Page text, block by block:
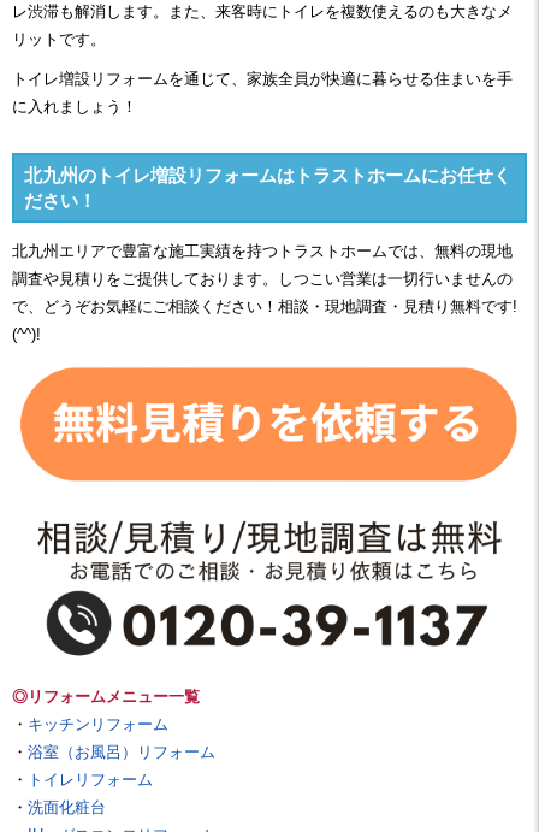
レ渋滞も解消します。また、来客時にトイレを複数使えるのも大きなメ
リットです。
トイレ増設リフォームを通じて、家族全員が快適に暮らせる住まいを手
に入れましょう！
北九州のトイレ増設リフォームはトラストホームにお任せく
ださい！
北九州エリアで豊富な施工実績を持つトラストホームでは、無料の現地
調査や見積りをご提供しております。しつこい営業は一切行いませんの
で、どうぞお気軽にご相談ください！相談・現地調査・見積り無料です!
(^^)!
◎リフォームメニュー一覧
・ キッチンリフォーム
・ 浴室（お風呂）リフォーム
・ トイレリフォーム
・ 洗面化粧台